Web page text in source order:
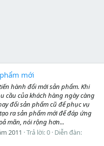
mới
hành đổi mới sản phẩm. Khi
cầu của khách hàng ngày càng
đổi sản phẩm cũ để phục vụ
ra sản phẩm mới để đáp ứng
mãn, nói rộng hơn...
2011 Trả lời: 0 Diễn đàn: